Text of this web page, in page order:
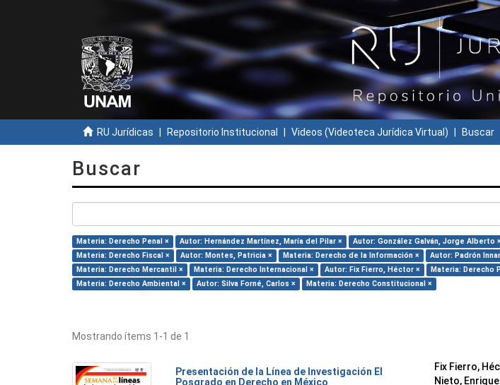
RU Jurídicas Repositorio Institucional Videos (Videoteca Jurídica Virtual) Buscar
Buscar
Materia: Derecho Penal × Autor: Hernández Martínez, María del Pilar × Autor: González Galván, Jorge Alberto ×
Materia: Derecho Fiscal ×
Autor: Montes, Patricia × Materia: Derecho de la Información × Autor: Padrón
Materia: Derecho Mercantil ×
Materia: Derecho Internacional × Autor: Fix Fierro, Héctor × Materia: Derecho
Materia: Derecho Ambiental ×
Autor: Silva Forné, Carlos × Materia: Derecho Constitucional ×
Mostrando ítems 1-1 de 1
Presentación de la Línea de Investigación El
Posgrado en Derecho en México
Fix Fierro,
Nieto, Enrique